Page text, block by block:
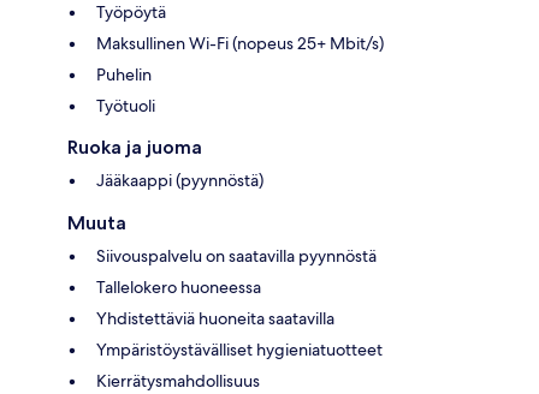
Työpöytä
Maksullinen Wi-Fi (nopeus 25+ Mbit/s)
Puhelin
Työtuoli
Ruoka ja juoma
Jääkaappi (pyynnöstä)
Muuta
Siivouspalvelu on saatavilla pyynnöstä
Tallelokero huoneessa
Yhdistettäviä huoneita saatavilla
Ympäristöystävälliset hygieniatuotteet
Kierrätysmahdollisuus